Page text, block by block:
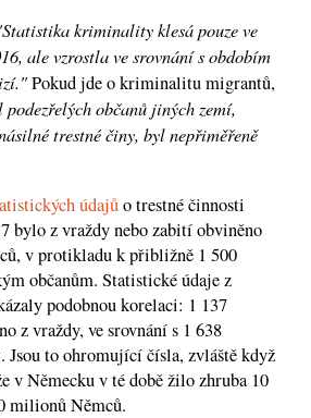
kriminality klesá pouze ve
ale vzrostla ve srovnání s obdobím
Pokud jde o kriminalitu migrantů,
občanů jiných zemí,
trestné činy, byl nepřiměřeně
údajůo trestné činnosti
bylo z vraždy nebo zabití obviněno
v protikladu k přibližně 1 500
občanům. Statistické údaje z
podobnou korelaci: 1 137
z vraždy, ve srovnání s 1 638
Jsou to ohromující čísla, zvláště když
v Německu v té době žilo zhruba 10
milionů Němců.